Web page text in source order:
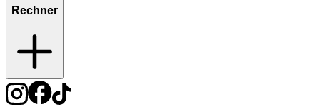
Rechner